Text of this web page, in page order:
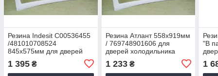
Резина Indesit C00536455
/481010708524
845x575мм для дверей
1 395 ₴
Резина Атлант 558x919мм
/ 769748901606 для
дверей холодильника
1 233₴
"В
1